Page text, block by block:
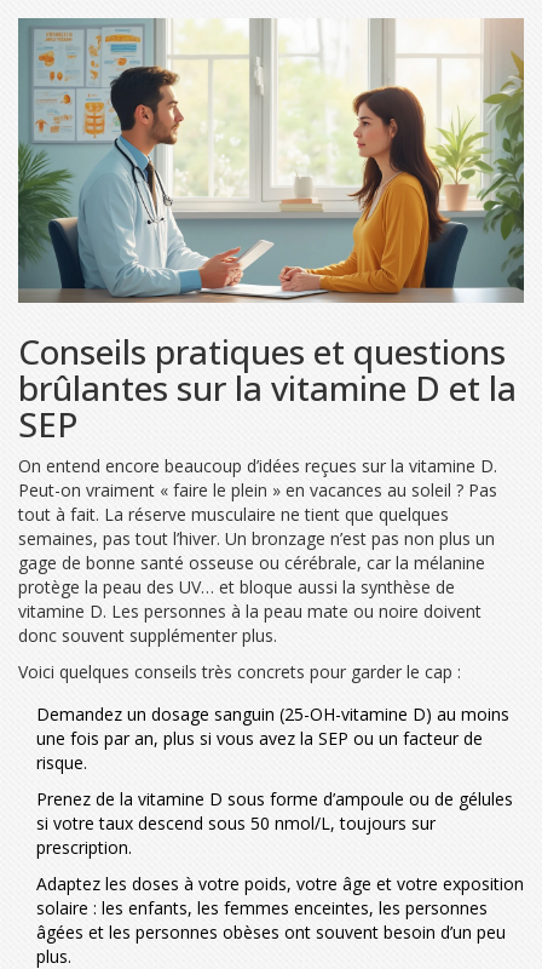
Conseils pratiques et questions
brûlantes sur la vitamine D et la
SEP
On entend encore beaucoup d’idées reçues sur la vitamine D.
Peut-on vraiment « faire le plein » en vacances au soleil ? Pas
tout à fait. La réserve musculaire ne tient que quelques
semaines, pas tout l’hiver. Un bronzage n’est pas non plus un
gage de bonne santé osseuse ou cérébrale, car la mélanine
protège la peau des UV… et bloque aussi la synthèse de
vitamine D. Les personnes à la peau mate ou noire doivent
donc souvent supplémenter plus.
Voici quelques conseils très concrets pour garder le cap :
Demandez un dosage sanguin (25-OH-vitamine D) au moins
une fois par an, plus si vous avez la SEP ou un facteur de
risque.
Prenez de la vitamine D sous forme d’ampoule ou de gélules
si votre taux descend sous 50 nmol/L, toujours sur
prescription.
Adaptez les doses à votre poids, votre âge et votre exposition
solaire : les enfants, les femmes enceintes, les personnes
âgées et les personnes obèses ont souvent besoin d’un peu
plus.